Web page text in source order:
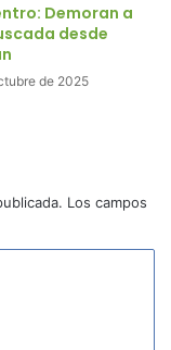
Demoran a
desde
de 2025
Los campos